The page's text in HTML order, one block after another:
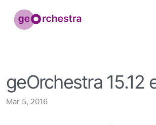
geOrchestra 15.12
Mar 5, 2016